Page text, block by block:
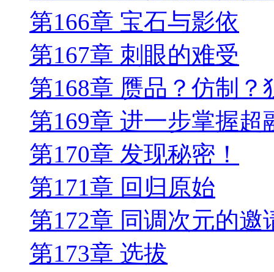
第166章 宝石与影依
第167章 刺眼的难受
第168章 赝品？仿制？
第169章 进一步掌握超
第170章 发现秘密！
第171章 回归原始
第172章 同调次元的邀
第173章 选拔